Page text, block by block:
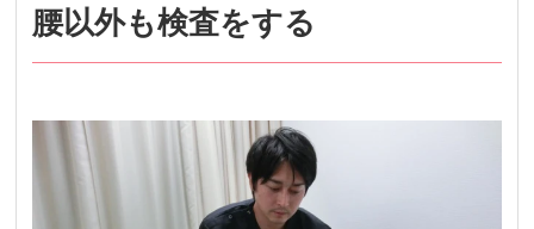
腰以外も検査をする